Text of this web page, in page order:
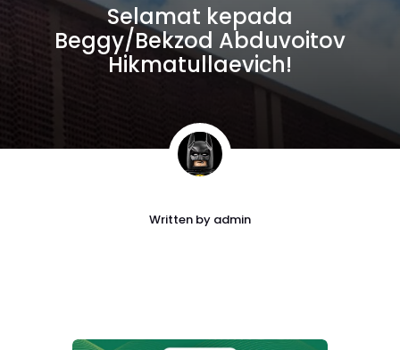
Selamat kepada
Beggy/Bekzod Abduvoitov
Hikmatullaevich!
Written by admin